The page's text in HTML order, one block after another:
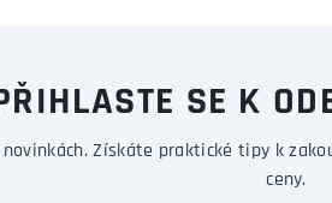
SE K
Získáte praktické tipy k
ceny.